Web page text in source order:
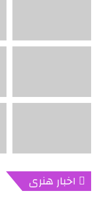
اخبار هنری